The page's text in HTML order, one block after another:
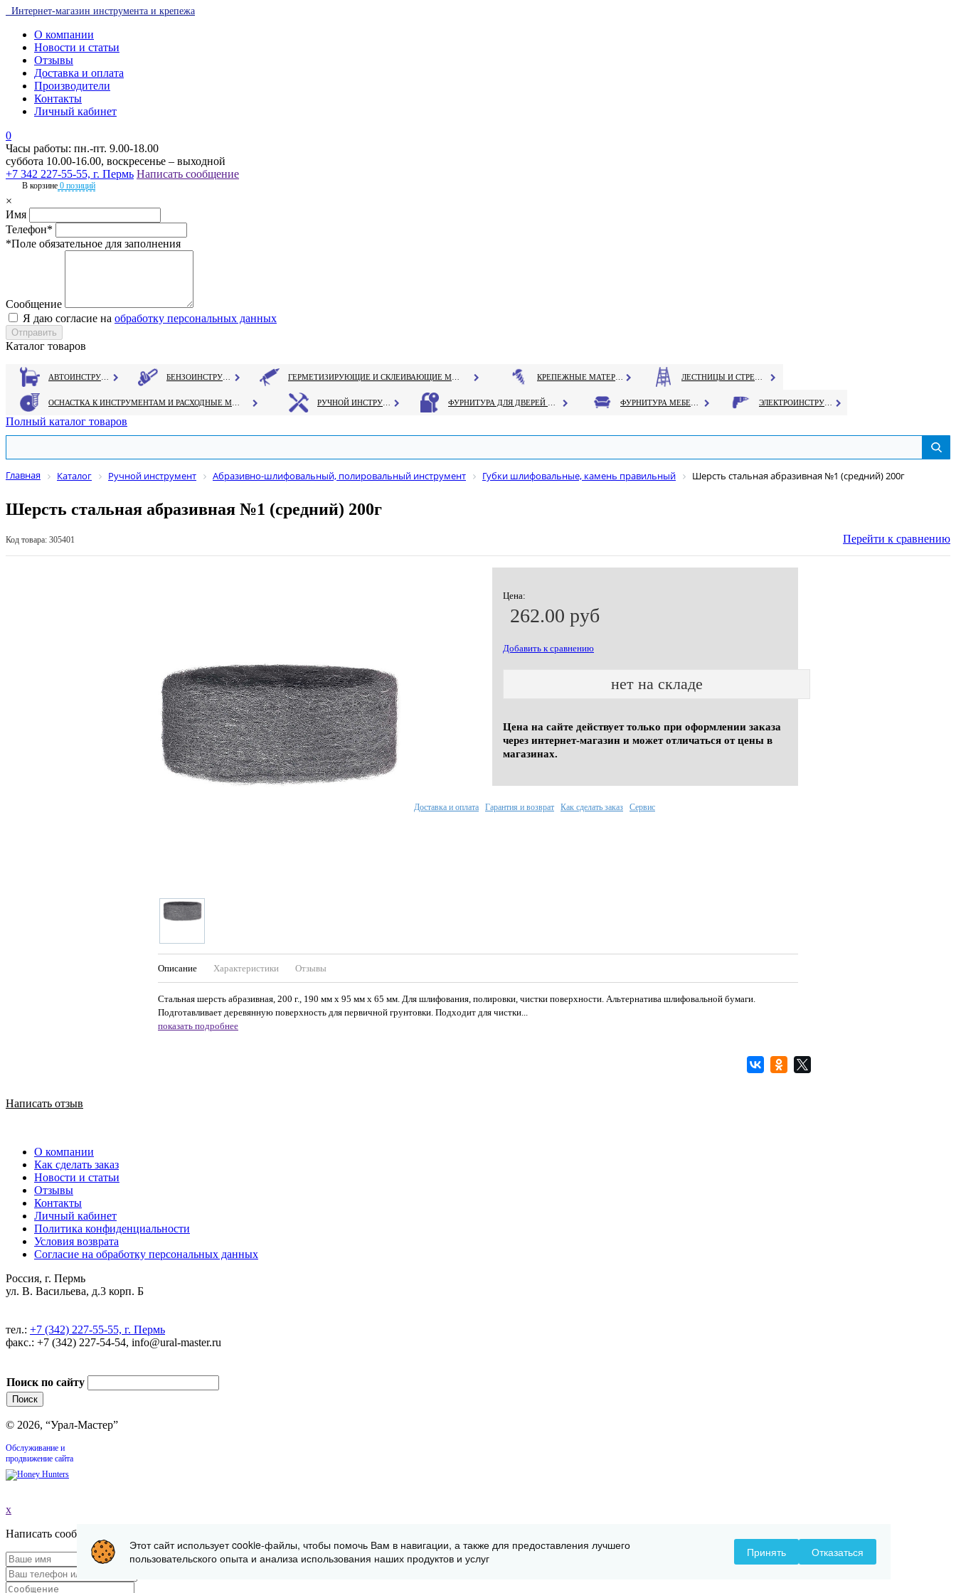
Интернет-магазин инструмента и крепежа
О компании
Новости и статьи
Отзывы
Доставка и оплата
Производители
Контакты
Личный кабинет
0
Часы работы: пн.-пт. 9.00-18.00
суббота 10.00-16.00, воскресенье – выходной
+7 342 227-55-55, г. Пермь Написать сообщение
В корзине 0 позиций
×
Имя
Телефон*
*Поле обязательное для заполнения
Сообщение
Я даю согласие на обработку персональных данных
Каталог товаров
Полный каталог товаров
Главная Каталог Ручной инструмент Абразивно-шлифовальный, полировальный инструмент Губки шлифовальные, камень правильный Шерсть стальная абразивная №1 (средний) 200г
Шерсть стальная абразивная №1 (средний) 200г
Код товара: 305401 Перейти к сравнению
Цена:
262.00 руб
Добавить к сравнению
нет на складе
Цена на сайте действует только при оформлении заказа
через интернет-магазин и может отличаться от цены в
магазинах.
Описание Характеристики Отзывы
Стальная шерсть абразивная, 200 г., 190 мм х 95 мм х 65 мм. Для шлифования, полировки, чистки поверхности. Альтернатива шлифовальной бумаги.
Подготавливает деревянную поверхность для первичной грунтовки. Подходит для чистки...
показать подробнее
Доставка и оплата Гарантия и возврат Как сделать заказ Сервис
Написать отзыв
О компании
Как сделать заказ
Новости и статьи
Отзывы
Контакты
Личный кабинет
Политика конфиденциальности
Условия возврата
Согласие на обработку персональных данных
Россия, г. Пермь
ул. В. Васильева, д.3 корп. Б
тел.: +7 (342) 227-55-55, г. Пермь
факс.: +7 (342) 227-54-54, info@ural-master.ru
Поиск по сайту
© 2026, “Урал-Мастер”
Обслуживание и
продвижение сайта
x
Написать сообщение
Этот сайт использует cookie-файлы, чтобы помочь Вам в навигации, а также для предоставления лучшего
пользовательского опыта и анализа использования наших продуктов и услуг
Принять Отказаться